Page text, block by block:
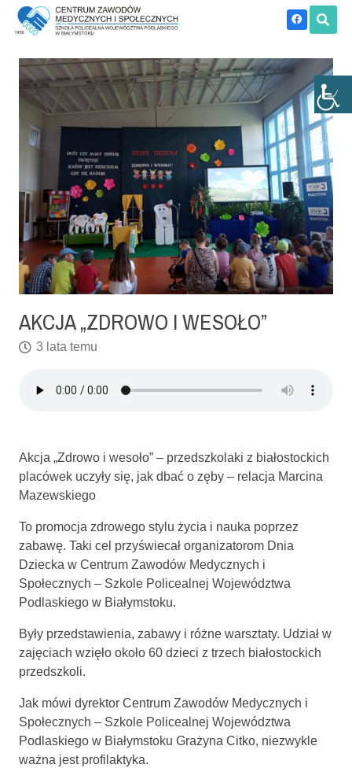
AKCJA „ZDROWO I WESOŁO”
3 lata temu
Akcja „Zdrowo i wesoło” – przedszkolaki z białostockich
placówek uczyły się, jak dbać o zęby – relacja Marcina
Mazewskiego
To promocja zdrowego stylu życia i nauka poprzez
zabawę. Taki cel przyświecał organizatorom Dnia
Dziecka w Centrum Zawodów Medycznych i
Społecznych – Szkole Policealnej Województwa
Podlaskiego w Białymstoku.
Były przedstawienia, zabawy i różne warsztaty. Udział w
zajęciach wzięło około 60 dzieci z trzech białostockich
przedszkoli.
Jak mówi dyrektor Centrum Zawodów Medycznych i
Społecznych – Szkole Policealnej Województwa
Podlaskiego w Białymstoku Grażyna Citko, niezwykle
ważna jest profilaktyka.